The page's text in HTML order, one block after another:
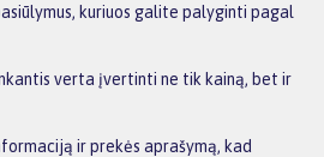
kuriuos galite palyginti pagal
verta įvertinti ne tik kainą, bet ir
ir prekės aprašymą, kad